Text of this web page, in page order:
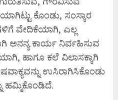
ಕೊಂಡು,‌ ಸಂಸ್ಕಾರ
ವೇದಿಕೆಯಾಗಿ, ಎಲ್ಲ
ಅನನ್ಯ ಕಾರ್ಯ ನಿರ್ವಹಿಸುವ
ಹಾಗೂ ಕಲೆ ವಿಲಾಸಕ್ಕಾಗಿ
ಉಸಿರಾಗಿಸಿಕೊಂಡು
ಹಮ್ಮಿಕೊಂಡಿದೆ.